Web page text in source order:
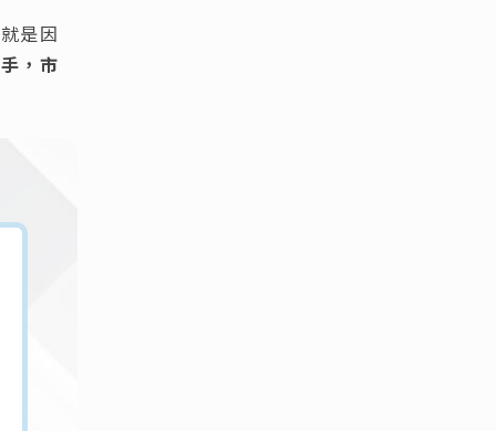
是因
，市